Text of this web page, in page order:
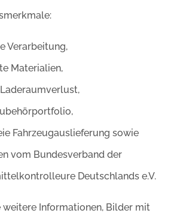
Verarbeitung,
Materialien,
Fahrzeugauslieferung sowie
vom Bundesverband der
Deutschlands e.V.
weitere Informationen, Bilder mit